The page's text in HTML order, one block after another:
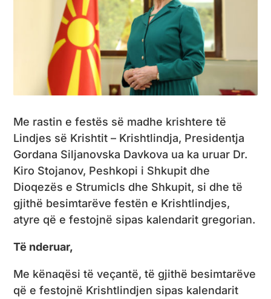
Me rastin e festës së madhe krishtere të
Lindjes së Krishtit – Krishtlindja, Presidentja
Gordana Siljanovska Davkova ua ka uruar Dr.
Kiro Stojanov, Peshkopi i Shkupit dhe
Dioqezës e Strumicls dhe Shkupit, si dhe të
gjithë besimtarëve festën e Krishtlindjes,
atyre që e festojnë sipas kalendarit gregorian.
Të nderuar,
Me kënaqësi të veçantë, të gjithë besimtarëve
që e festojnë Krishtlindjen sipas kalendarit